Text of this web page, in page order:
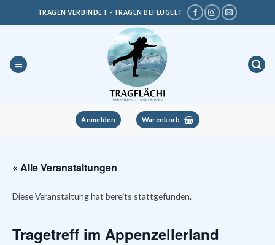
TRAGEN VERBINDET - TRAGEN BEFLÜGELT
Anmelden Warenkorb
« Alle Veranstaltungen
Diese Veranstaltung hat bereits stattgefunden.
Tragetreff im Appenzellerland